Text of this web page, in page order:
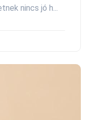
nincs jó h...